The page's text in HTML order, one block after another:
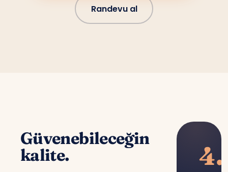
Randevu al
Güvenebileceğin
kalite.